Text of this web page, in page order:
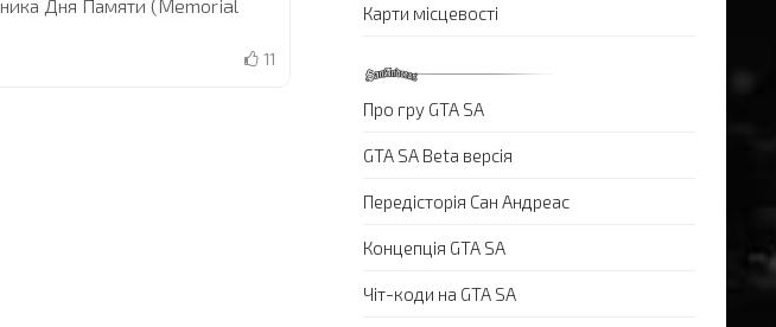
Дня Памяти (Memorial
11
Карти місцевості
Про гру GTA SA
GTA SA Beta версія
Передісторія Сан Андреас
Концепція GTA SA
Чіт-коди на GTA SA